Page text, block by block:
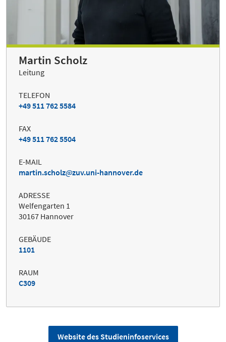
Martin Scholz
Leitung
TELEFON
+49 511 762 5584
FAX
+49 511 762 5504
E-MAIL
martin.scholz
zuv.uni-hannover.de
ADRESSE
Welfengarten 1
30167 Hannover
GEBÄUDE
1101
RAUM
C309
Website des Studieninfoservices